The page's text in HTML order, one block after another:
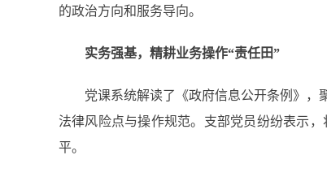
的政治方向和服务导向。
实务强基，精耕业务操作“责任田”
党课系统解读了《政府信息公开条例》，聚
法律风险点与操作规范。支部党员纷纷表示
平。